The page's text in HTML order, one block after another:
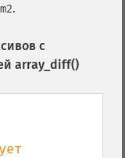
.
с
array_diff()